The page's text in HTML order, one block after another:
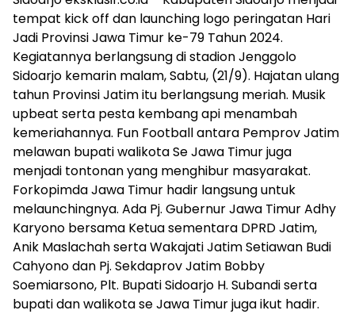
tempat kick off dan launching logo peringatan Hari
Jadi Provinsi Jawa Timur ke-79 Tahun 2024.
Kegiatannya berlangsung di stadion Jenggolo
Sidoarjo kemarin malam, Sabtu, (21/9). Hajatan ulang
tahun Provinsi Jatim itu berlangsung meriah. Musik
upbeat serta pesta kembang api menambah
kemeriahannya. Fun Football antara Pemprov Jatim
melawan bupati walikota Se Jawa Timur juga
menjadi tontonan yang menghibur masyarakat.
Forkopimda Jawa Timur hadir langsung untuk
melaunchingnya. Ada Pj. Gubernur Jawa Timur Adhy
Karyono bersama Ketua sementara DPRD Jatim,
Anik Maslachah serta Wakajati Jatim Setiawan Budi
Cahyono dan Pj. Sekdaprov Jatim Bobby
Soemiarsono, Plt. Bupati Sidoarjo H. Subandi serta
bupati dan walikota se Jawa Timur juga ikut hadir.